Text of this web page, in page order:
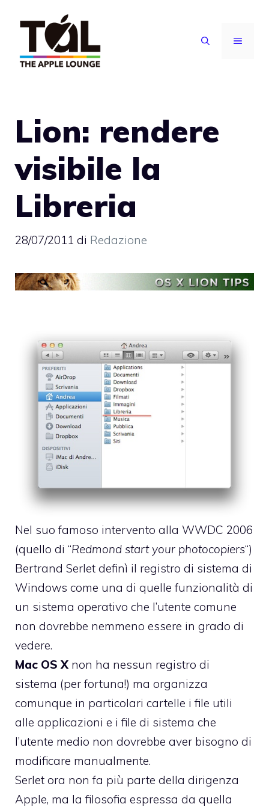
contenuto
MENU
Lion: rendere
visibile la
Libreria
28/07/2011 di Redazione
Nel suo famoso intervento alla WWDC 2006
(quello di “Redmond start your photocopiers“)
Bertrand Serlet definì il registro di sistema di
Windows come una di quelle funzionalità di
un sistema operativo che l’utente comune
non dovrebbe nemmeno essere in grado di
vedere.
Mac OS X non ha nessun registro di
sistema (per fortuna!) ma organizza
comunque in particolari cartelle i file utili
alle applicazioni e i file di sistema che
l’utente medio non dovrebbe aver bisogno di
modificare manualmente.
Serlet ora non fa più parte della dirigenza
Apple, ma la filosofia espressa da quella